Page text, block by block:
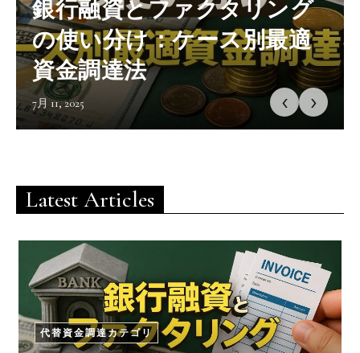
銀行融資とファクタリング
の使い分け：ケース別最適
資金調達法
7月 11, 2025 ‹ ›
Latest Articles
代替資金調達カテゴリ